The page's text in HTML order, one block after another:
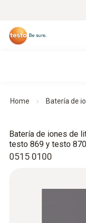
Home Batería de
0515 0100
Batería de iones de
testo 869 y testo 870